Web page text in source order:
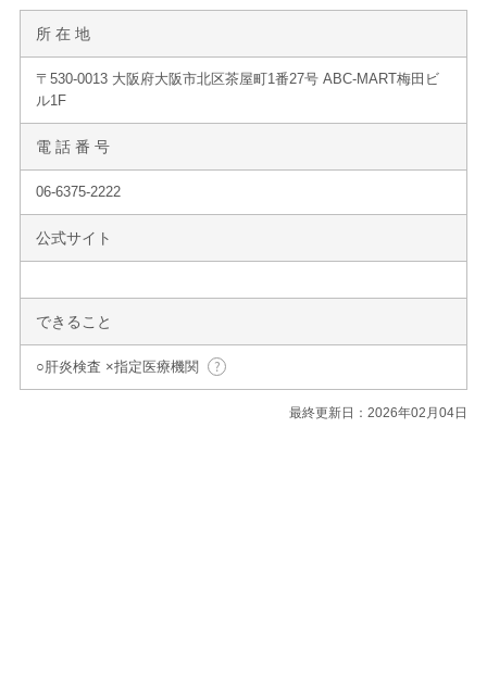
所 在 地
〒530-0013 大阪府大阪市北区茶屋町1番27号 ABC-MART梅田ビ
ル1F
電 話 番 号
06-6375-2222
公式サイト
できること
○肝炎検査 ×指定医療機関
最終更新日：2026年02月04日